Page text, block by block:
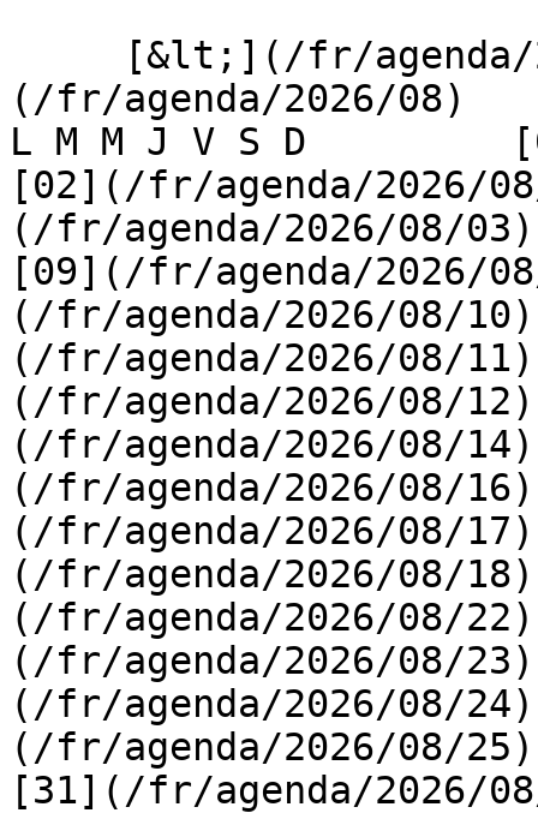
(/fr/agenda/2026/08)
L M M J V S D
[02](/fr/agenda/2026/
(/fr/agenda/2026/08/
[09](/fr/agenda/2026/
(/fr/agenda/2026/08/
(/fr/agenda/2026/08/
(/fr/agenda/2026/08/
(/fr/agenda/2026/08/
(/fr/agenda/2026/08/
(/fr/agenda/2026/08/
(/fr/agenda/2026/08/
(/fr/agenda/2026/08/
(/fr/agenda/2026/08/
(/fr/agenda/2026/08/
(/fr/agenda/2026/08/
[31](/fr/agenda/